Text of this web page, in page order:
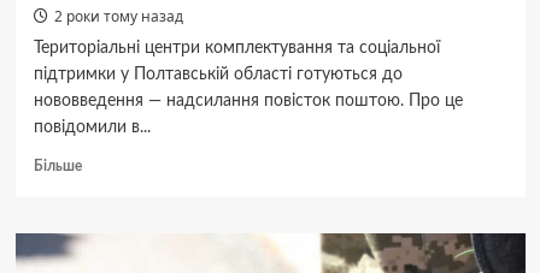
2 роки тому назад
Територіальні центри комплектування та соціальної
підтримки у Полтавській області готуються до
нововведення — надсилання повісток поштою. Про це
повідомили в...
БільшеДокладніше
за